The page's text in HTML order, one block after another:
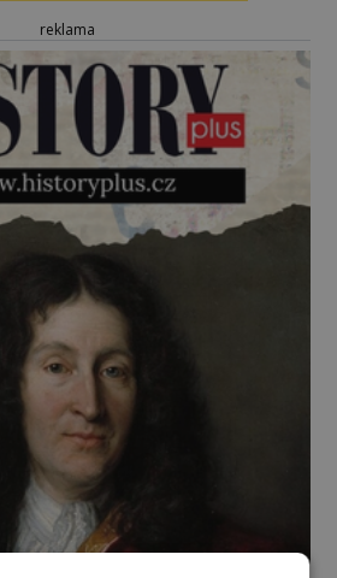
reklama